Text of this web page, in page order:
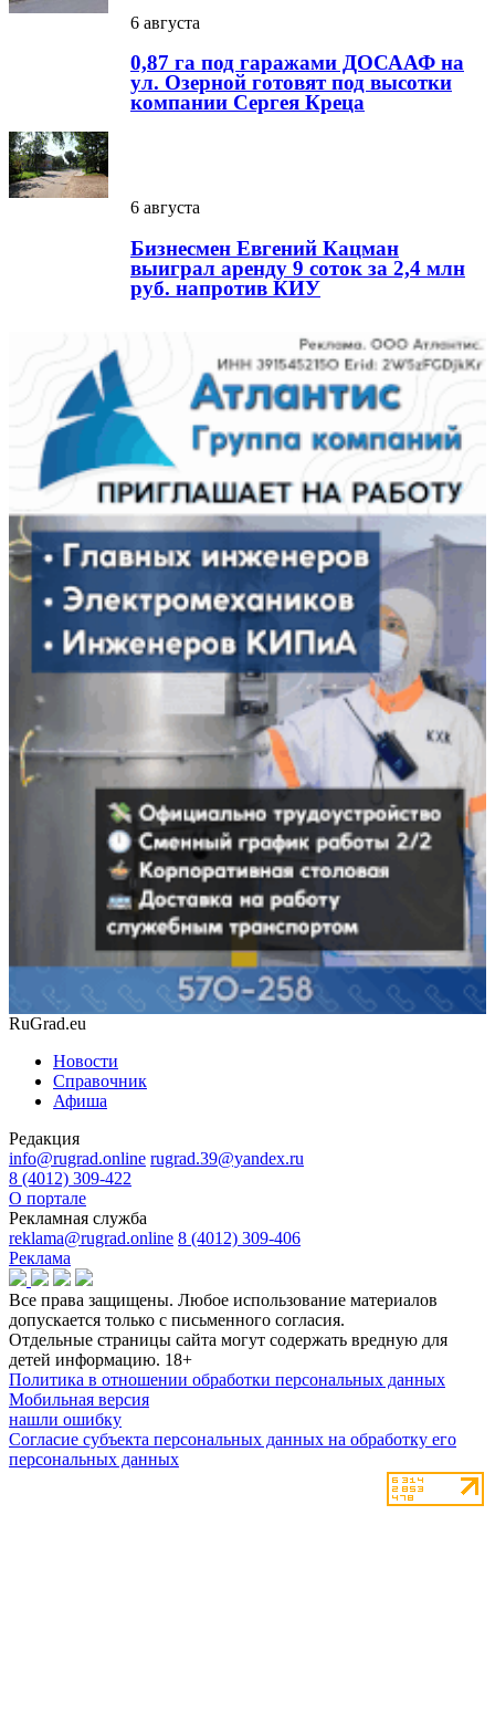
6 августа
0,87 га под гаражами ДОСААФ на
ул. Озерной готовят под высотки
компании Сергея Креца
6 августа
Бизнесмен Евгений Кацман
выиграл аренду 9 соток за 2,4 млн
руб. напротив КИУ
RuGrad.eu
Новости
Справочник
Афиша
Редакция
info@rugrad.online rugrad.39@yandex.ru
8 (4012) 309-422
О портале
Рекламная служба
reklama@rugrad.online 8 (4012) 309-406
Реклама
Все права защищены. Любое использование материалов
допускается только с письменного согласия.
Отдельные страницы сайта могут содержать вредную для
детей информацию. 18+
Политика в отношении обработки персональных данных
Мобильная версия
нашли ошибку
Согласие субъекта персональных данных на обработку его
персональных данных